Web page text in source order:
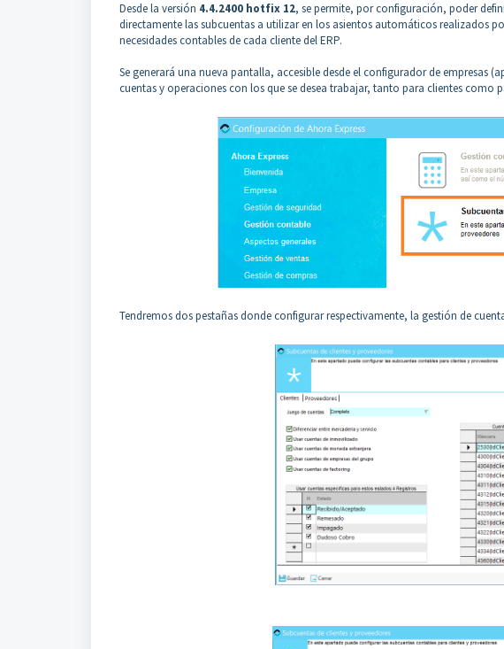
Desde la versión 4.4.2400 hotfix 12, se permite, por configuración, poder
directamente las subcuentas a utilizar en los asientos automáticos realizados
necesidades contables de cada cliente del ERP.
Se generará una nueva pantalla, accesible desde el configurador de empresas
cuentas y operaciones con los que se desea trabajar, tanto para clientes como
Tendremos dos pestañas donde configurar respectivamente, la gestión de